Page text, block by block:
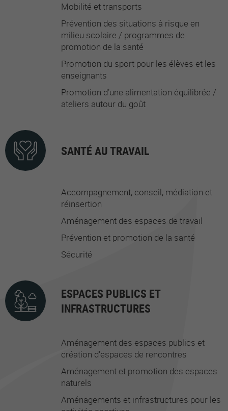
Mobilité et transports
Prévention des situations à risque en
milieu scolaire / programmes de
promotion de la santé
Promotion du sport pour les élèves et les
enseignants
Promotion d’une alimentation équilibrée /
ateliers autour du goût
SANTÉ AU TRAVAIL
Accompagnement, conseil, médiation et
réinsertion
Aménagement des espaces de travail
Prévention et promotion de la santé
Sécurité
ESPACES PUBLICS ET
INFRASTRUCTURES
Aménagement des espaces publics et
création d'espaces de rencontres
Aménagement et promotion des espaces
naturels
Aménagements et infrastructures pour les